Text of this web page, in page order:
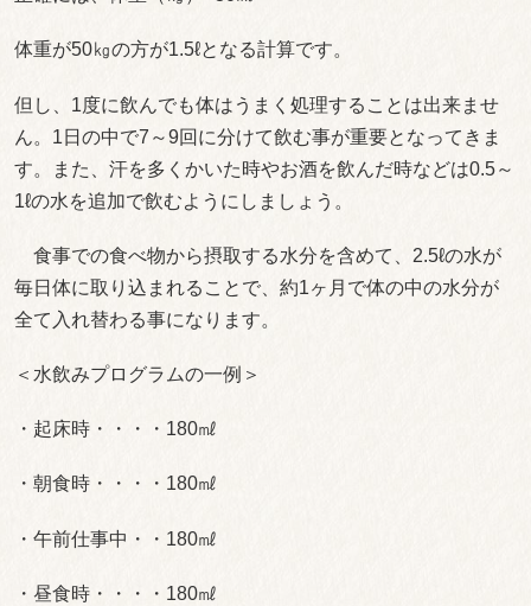
体重が50㎏の方が1.5ℓとなる計算です。
但し、1度に飲んでも体はうまく処理することは出来ませ
ん。1日の中で7～9回に分けて飲む事が重要となってきま
す。また、汗を多くかいた時やお酒を飲んだ時などは0.5～
1ℓの水を追加で飲むようにしましょう。
食事での食べ物から摂取する水分を含めて、2.5ℓの水が
毎日体に取り込まれることで、約1ヶ月で体の中の水分が
全て入れ替わる事になります。
＜水飲みプログラムの一例＞
・起床時・・・・180㎖
・朝食時・・・・180㎖
・午前仕事中・・180㎖
・昼食時・・・・180㎖